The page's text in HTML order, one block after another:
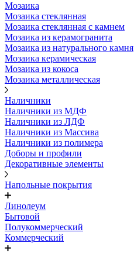
Мозаика
Мозаика стеклянная
Мозаика стеклянная с камнем
Мозаика из керамогранита
Мозаика из натурального камня
Мозаика керамическая
Мозаика из кокоса
Мозаика металлическая
Наличники
Наличники из МДФ
Наличники из ЛДФ
Наличники из Массива
Наличники из полимера
Доборы и профили
Декоративные элементы
Напольные покрытия
Линолеум
Бытовой
Полукоммерческий
Коммерческий